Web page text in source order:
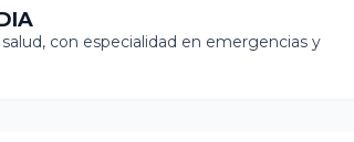
con especialidad en emergencias y